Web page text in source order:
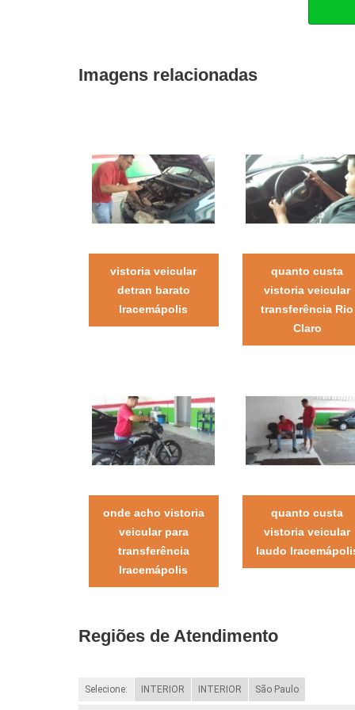
Imagens relacionadas
vistoria veicular
detran barato
Iracemápolis
quanto custa
vistoria veicular
transferência Rio
Claro
onde acho vistoria
veicular para
transferência
Iracemápolis
quanto custa
vistoria veicular
laudo
Regiões de Atendimento
Selecione: INTERIOR INTERIOR São Paulo